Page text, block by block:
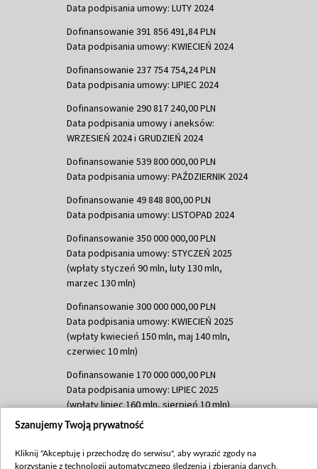
Data podpisania umowy: LUTY 2024
Dofinansowanie 391 856 491,84 PLN
Data podpisania umowy: KWIECIEŃ 2024
Dofinansowanie 237 754 754,24 PLN
Data podpisania umowy: LIPIEC 2024
Dofinansowanie 290 817 240,00 PLN
Data podpisania umowy i aneksów:
WRZESIEŃ 2024 i GRUDZIEŃ 2024
Dofinansowanie 539 800 000,00 PLN
Data podpisania umowy: PAŹDZIERNIK 2024
Dofinansowanie 49 848 800,00 PLN
Data podpisania umowy: LISTOPAD 2024
Dofinansowanie 350 000 000,00 PLN
Data podpisania umowy: STYCZEŃ 2025
(wpłaty styczeń 90 mln, luty 130 mln,
marzec 130 mln)
Dofinansowanie 300 000 000,00 PLN
Data podpisania umowy: KWIECIEŃ 2025
(wpłaty kwiecień 150 mln, maj 140 mln,
czerwiec 10 mln)
Dofinansowanie 170 000 000,00 PLN
Data podpisania umowy: LIPIEC 2025
(wpłaty lipiec 160 mln, sierpień 10 mln)
Dofinansowanie 60 000 000,00 PLN
(wpłata wrzesień 60 mln)
Szanujemy Twoją prywatność
Kliknij "Akceptuję i przechodzę do serwisu", aby wyrazić zgody na
korzystanie z technologii automatycznego śledzenia i zbierania danych,